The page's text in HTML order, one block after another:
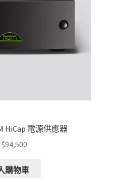
電源供應器
94,500
購物車